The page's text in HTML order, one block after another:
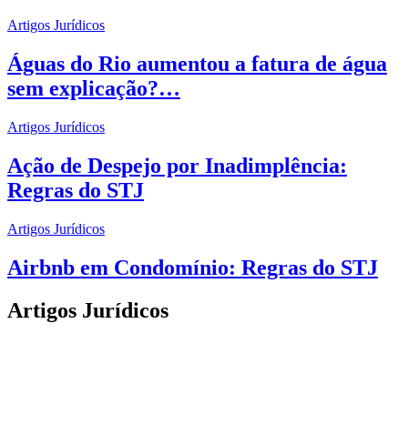
Artigos Jurídicos
Águas do Rio aumentou a fatura de água
sem explicação?…
Artigos Jurídicos
Ação de Despejo por Inadimplência:
Regras do STJ
Artigos Jurídicos
Airbnb em Condomínio: Regras do STJ
Artigos Jurídicos